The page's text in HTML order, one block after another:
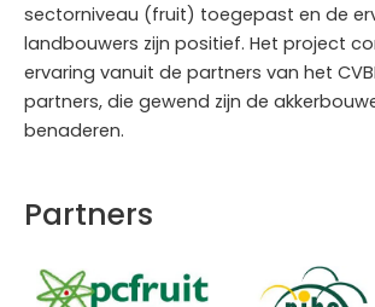
sectorniveau (fruit) toegepast en de
landbouwers zijn positief. Het project
ervaring vanuit de partners van het
partners, die gewend zijn de
benaderen.
Partners